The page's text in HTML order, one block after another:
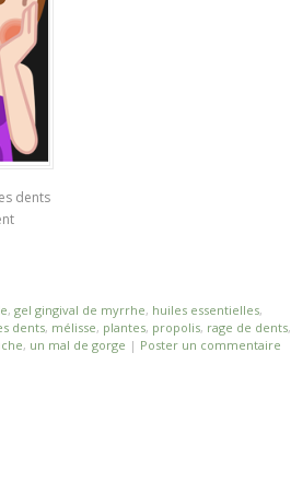
dents
, gel gingival de myrrhe, huiles essentielles,
dents, mélisse, plantes, propolis, rage de dents,
, un mal de gorge | Poster un commentaire